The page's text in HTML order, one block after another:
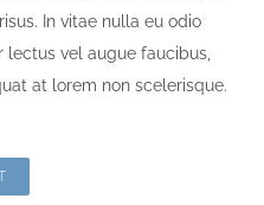
In vitae nulla eu odio
vel augue faucibus,
at lorem non scelerisque.